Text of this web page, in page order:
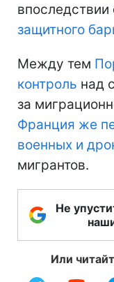
впоследствии
защитного
Между тем
контроль над
за
Франция же
военных и
мигрантов.
Не
Или